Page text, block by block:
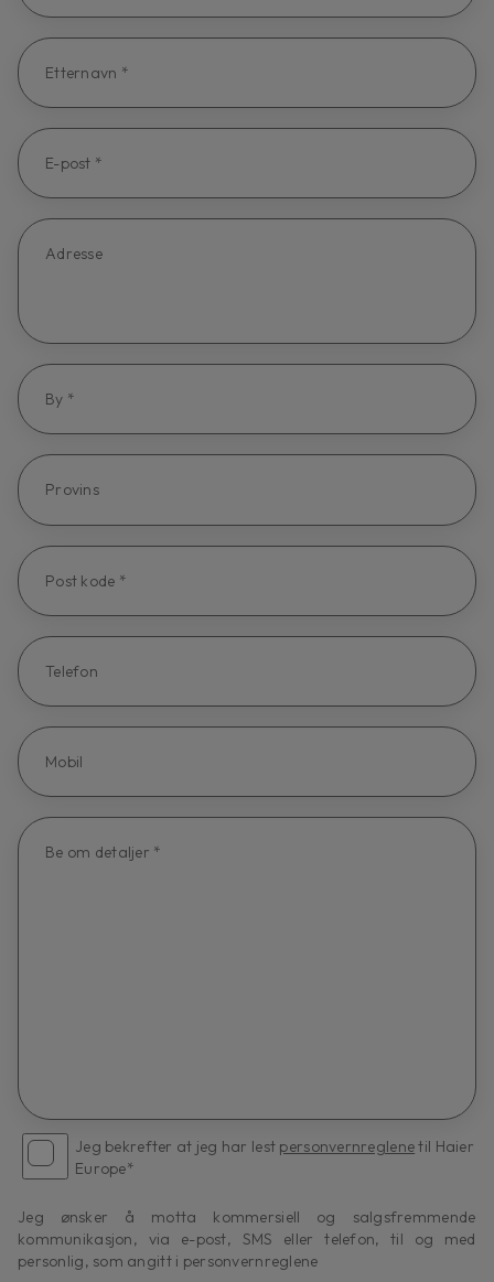
Etternavn *
E-post *
Adresse
By *
Provins
Post kode *
Telefon
Mobil
Be om detaljer *
Jeg bekrefter at jeg har lest personvernreglenetil Haier
Europe*
Jeg ønsker å motta kommersiell og salgsfremmende
kommunikasjon, via e-post, SMS eller telefon, til og med
personlig, som angitt i personvernreglene